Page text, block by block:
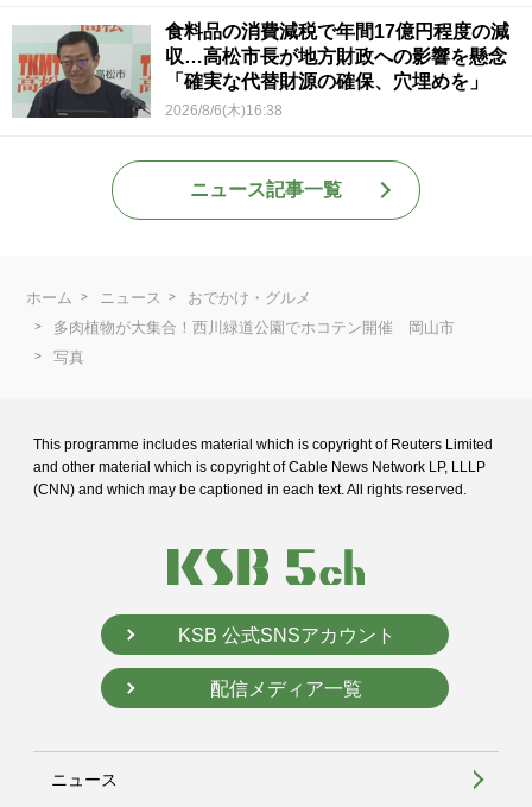
食料品の消費減税で年間17億円程度の減
収…高松市長が地方財政への影響を懸念
「確実な代替財源の確保、穴埋めを」
2026/8/6(木)16:38
ニュース記事一覧
ホーム ニュース
おでかけ・グルメ
多肉植物が大集合！西川緑道公園でホコテン開催 岡山市
写真
This programme includes material which is copyright of Reuters Limited
and other material which is copyright of Cable News Network LP, LLLP
(CNN) and which may be captioned in each text. All rights reserved.
KSB 公式SNSアカウント
配信メディア一覧
ニュース